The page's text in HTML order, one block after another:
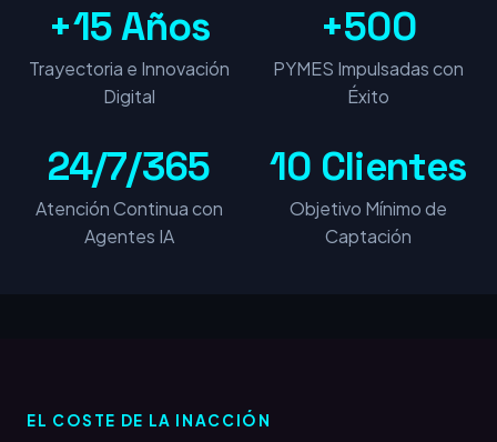
+15 Años
Trayectoria e Innovación
Digital
+500
PYMES Impulsadas con
Éxito
24/7/365
Atención Continua con
Agentes IA
10 Clientes
Objetivo Mínimo de
Captación
EL COSTE DE LA INACCIÓN